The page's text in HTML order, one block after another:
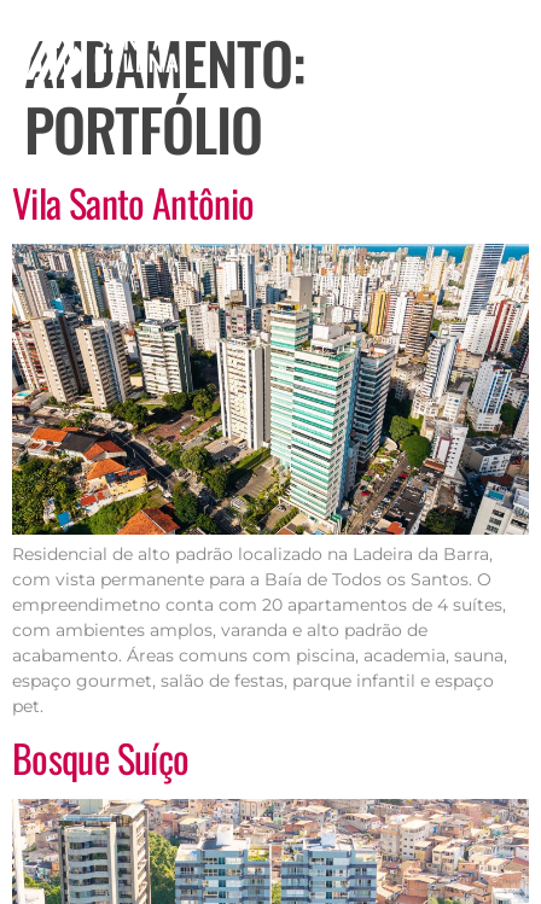
ANDAMENTO:
PORTFÓLIO
Vila Santo Antônio
Residencial de alto padrão localizado na Ladeira da Barra,
com vista permanente para a Baía de Todos os Santos. O
empreendimetno conta com 20 apartamentos de 4 suítes,
com ambientes amplos, varanda e alto padrão de
acabamento. Áreas comuns com piscina, academia, sauna,
espaço gourmet, salão de festas, parque infantil e espaço
pet.
Bosque Suíço